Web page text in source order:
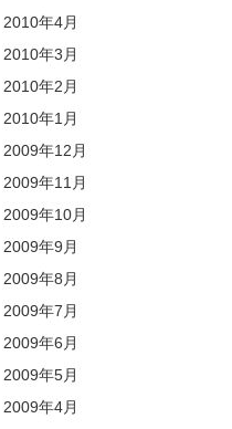
2010年4月
2010年3月
2010年2月
2010年1月
2009年12月
2009年11月
2009年10月
2009年9月
2009年8月
2009年7月
2009年6月
2009年5月
2009年4月